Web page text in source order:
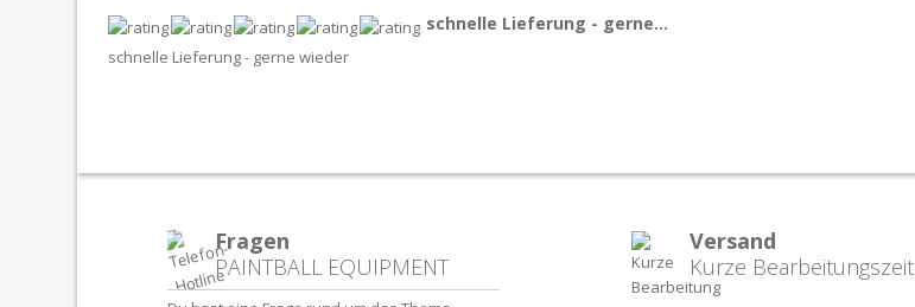
schnelle Lieferung - gerne...
schnelle Lieferung - gerne wieder
Fragen
PAINTBALL EQUIPMENT
Versand
Kurze Bearbeitungszeit